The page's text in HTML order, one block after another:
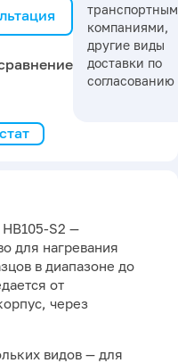
компаниями,
другие виды
доставки по
согласованию
HB105-S2 —
для нагревания
в диапазоне до
от
через
видов — для